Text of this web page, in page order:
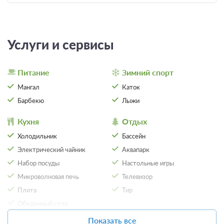
12 фото
Модуль-Дом с сауной
Подробнее
В домике одна двуспальная или две односпальные кровати. Для
Вашего удобства, Вы можете дополнительно заказать завтрак в
номер, тапочки, халаты, зубной набор, бритвенные
88м2
Одна двуспальная кровать
Услуги и сервисы
Питание
Мангал
Барбекю
Кухня
Холодильник
Электрический чайник
Набор посуды
Микроволновая печь
Плита
Обеденный стол
Зимний спорт
Каток
Лыжи
Отдых
Бассейн
Аквапарк
Настольные игры
Телевизор
Тир
SPA
Показать все